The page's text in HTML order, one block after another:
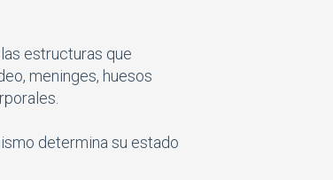
estructuras que
meninges, huesos
determina su estado